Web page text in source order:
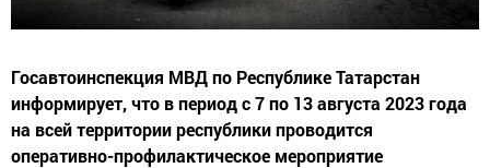
Госавтоинспекция МВД по Республике Татарстан
информирует, что в период с 7 по 13 августа 2023 года
на всей территории республики проводится
оперативно-профилактическое мероприятие